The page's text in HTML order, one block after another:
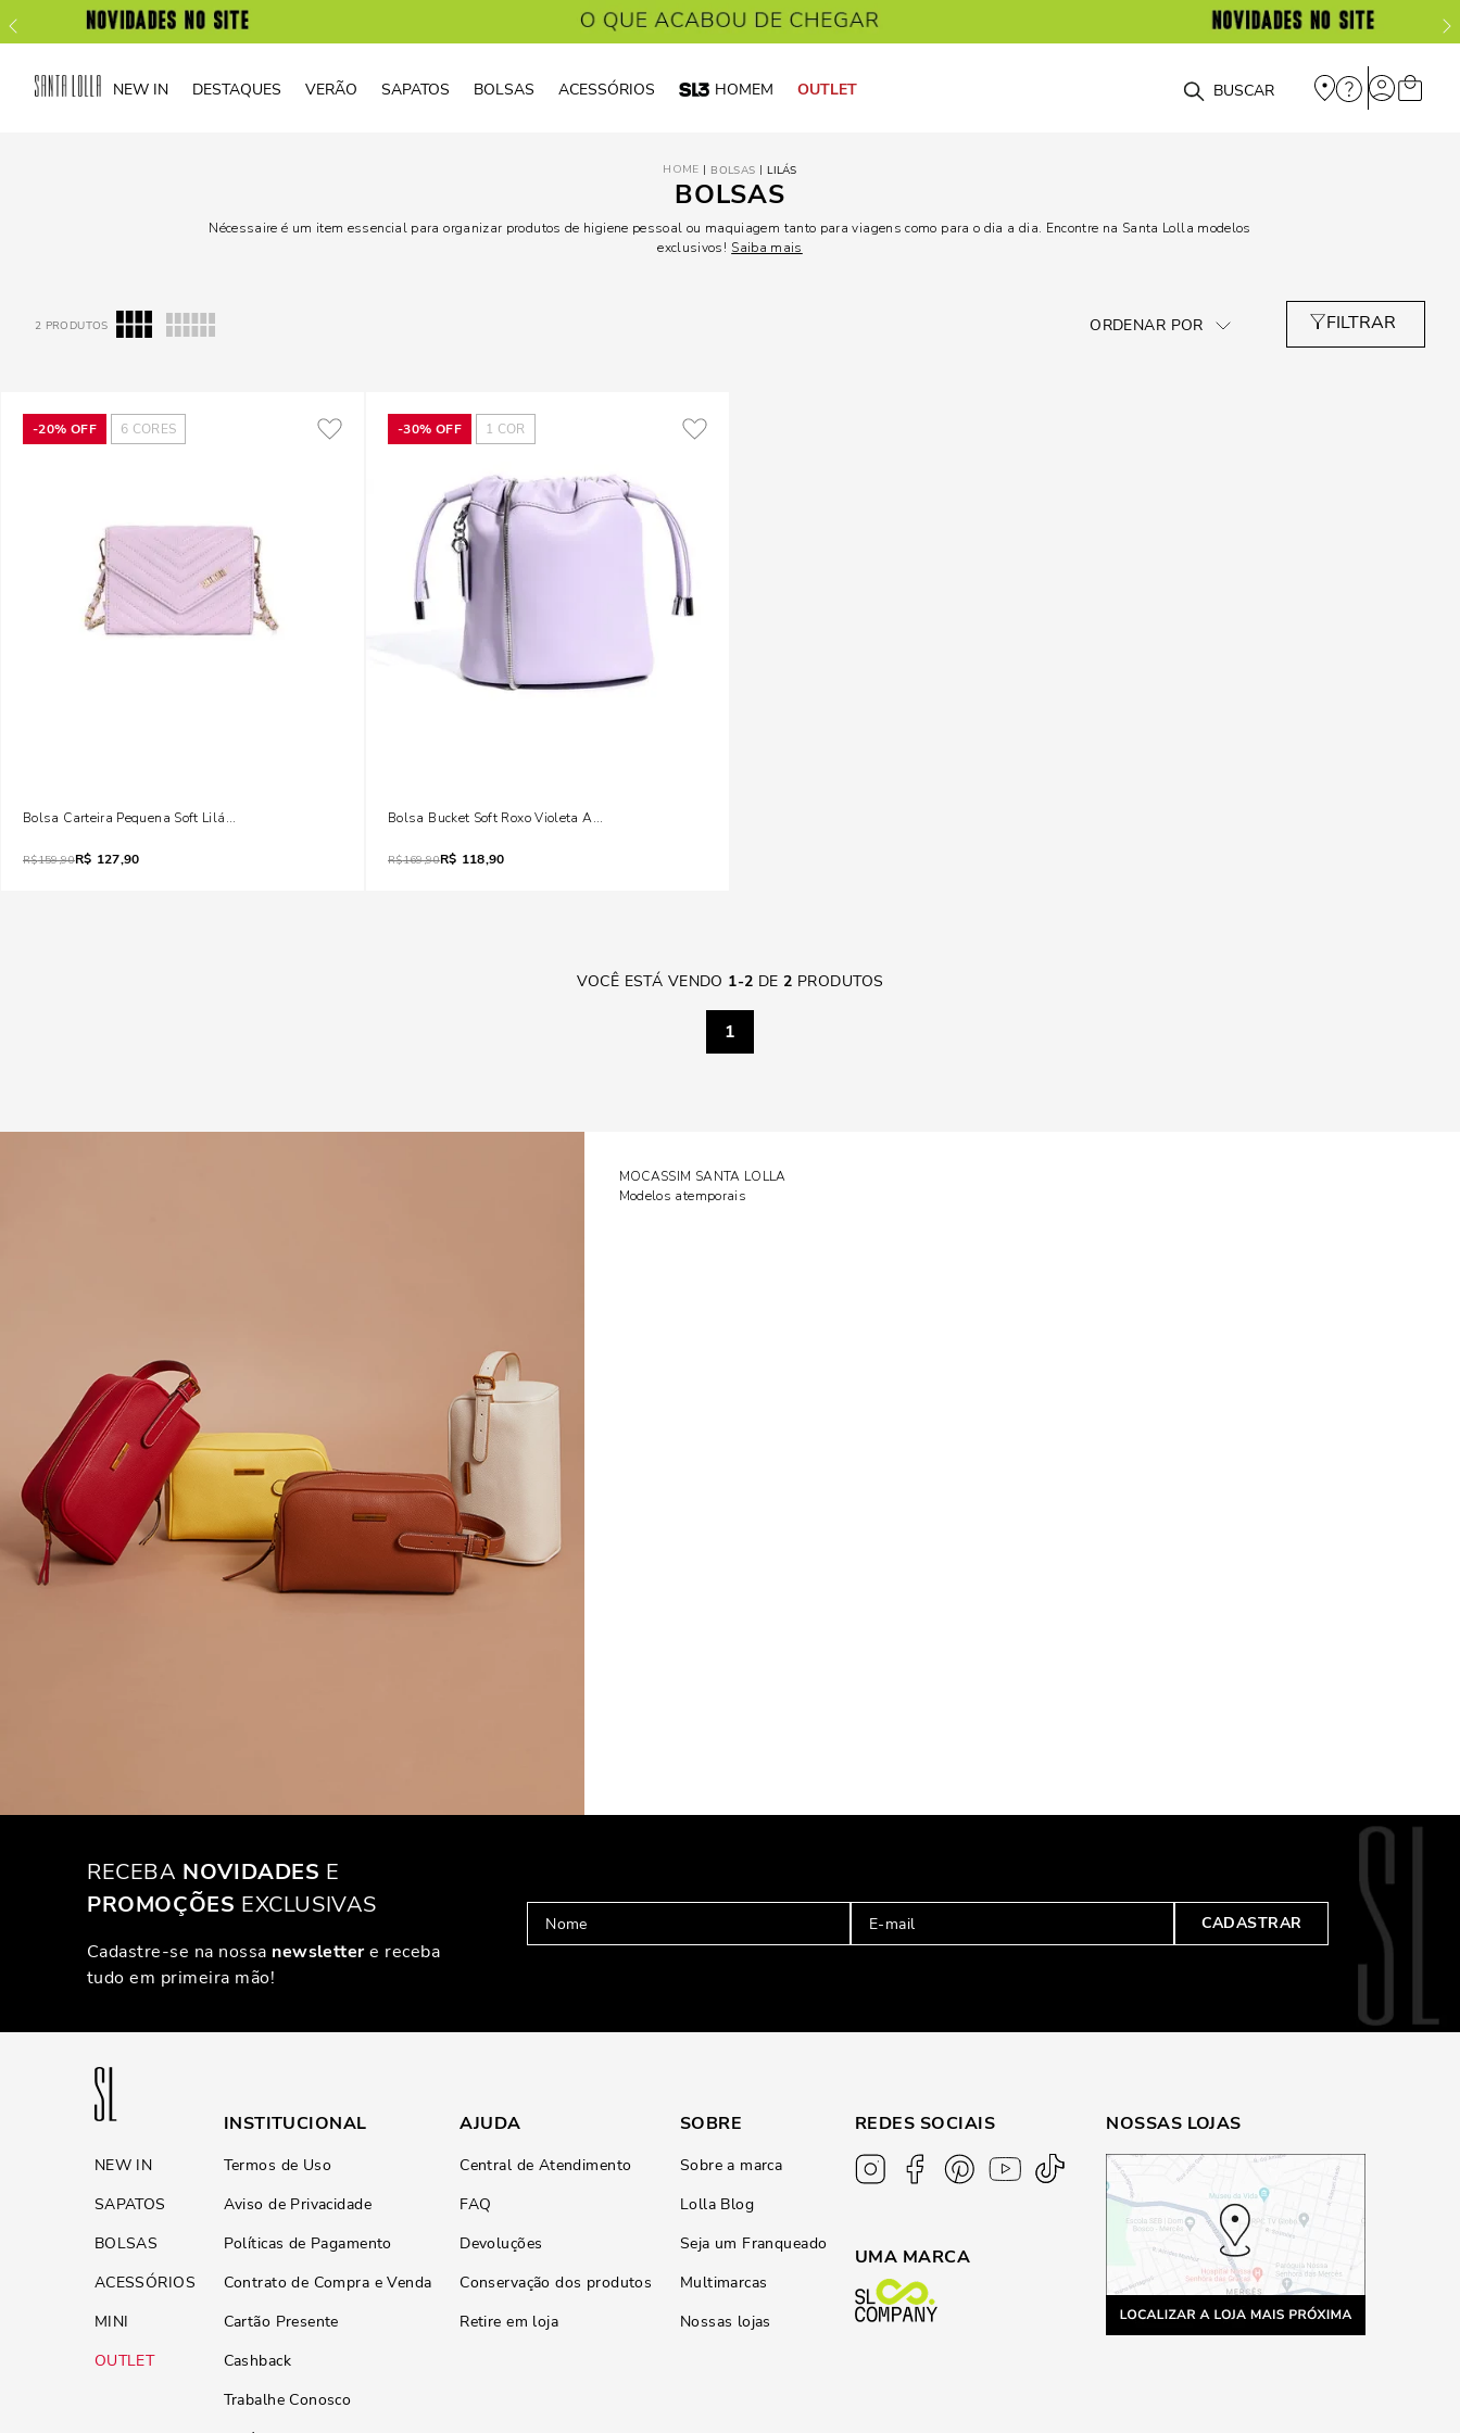
NEW IN DESTAQUES VERÃO SAPATOS BOLSAS ACESSÓRIOS HOMEM OUTLET O que você está procurando?
BOLSAS LILÁS
BOLSAS
Nécessaire é um item essencial para organizar produtos de higiene pessoal ou maquiagem tanto para viagens como para o dia a dia. Encontre na Santa Lolla modelos
exclusivos! Saiba mais
2 PRODUTOS
-20% OFF 6 CORES
Bolsa Carteira Pequena Soft Lilás Alça Transversal
R$159,90R$ 127,90
-30% OFF 1 COR
Bolsa Bucket Soft Roxo Violeta Alça Metal
R$169,90R$ 118,90
VOCÊ ESTÁ VENDO 1-2 DE2 PRODUTOS
1
MOCASSIM SANTA LOLLA
Modelos atemporais
RECEBA NOVIDADES E
PROMOÇÕES EXCLUSIVAS
Cadastre-se na nossa newslettere receba
tudo em primeira mão!
CADASTRAR
NEW IN
SAPATOS
BOLSAS
ACESSÓRIOS
MINI
OUTLET
INSTITUCIONAL
Termos de Uso
Aviso de Privacidade
Políticas de Pagamento
Contrato de Compra e Venda
Cartão Presente
Cashback
Trabalhe Conosco
AJUDA
Central de Atendimento
FAQ
Devoluções
Conservação dos produtos
Retire em loja
SOBRE
Sobre a marca
Lolla Blog
Seja um Franqueado
Multimarcas
Nossas lojas
REDES SOCIAIS
UMA MARCA
NOSSAS LOJAS